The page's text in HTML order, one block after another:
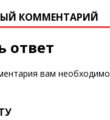
КОММЕНТАРИЙ
ответ
вам необходимо